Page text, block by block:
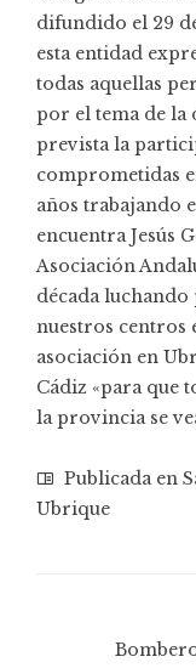
difundido el 29
esta entidad
todas aquellas
por el tema de la
prevista la
comprometidas
años trabajando
encuentra Jesús
Asociación
década luchando
nuestros centros
asociación en
Cádiz «para que
la provincia se
Publicada en
Ubrique